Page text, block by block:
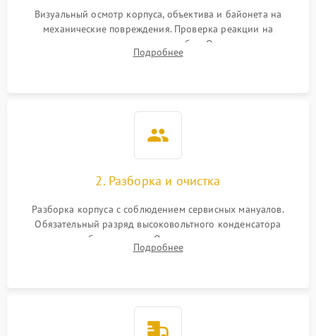
Визуальный осмотр корпуса, объектива и байонета на
механические повреждения. Проверка реакции на
включение, считывание кодов ошибок. Оценка состояния
матрицы и затвора, проверка работы автофокуса и вспышки.
Подробнее
2. Разборка и очистка
Разборка корпуса с соблюдением сервисных мануалов.
Обязательный разряд высоковольтного конденсатора
вспышки для безопасности. Очистка внутренних узлов от
пыли, песка и следов влаги с помощью спецсредств.
Подробнее